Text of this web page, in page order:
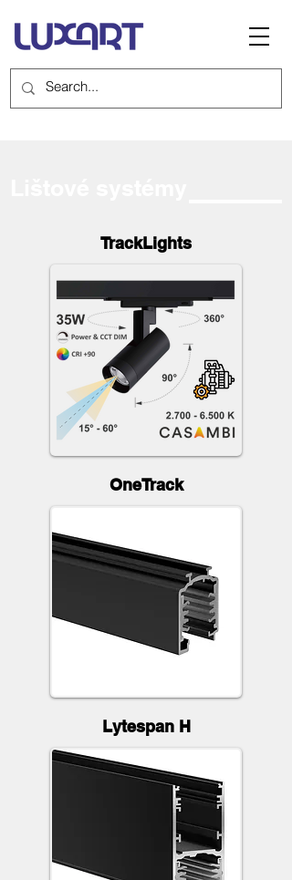
TrackLights
OneTrack
Lytespan H